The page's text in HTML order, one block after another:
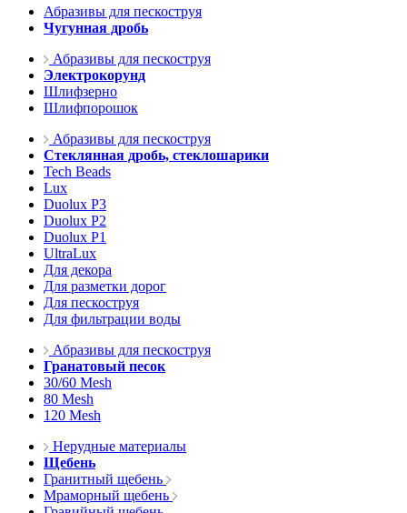
Абразивы для пескоструя
Чугунная дробь
Абразивы для пескоструя
Электрокорунд
Шлифзерно
Шлифпорошок
Абразивы для пескоструя
Стеклянная дробь, стеклошарики
Tech Beads
Lux
Duolux P3
Duolux P2
Duolux P1
UltraLux
Для декора
Для разметки дорог
Для пескоструя
Для фильтрации воды
Абразивы для пескоструя
Гранатовый песок
30/60 Mesh
80 Mesh
120 Mesh
Нерудные материалы
Щебень
Гранитный щебень
Мраморный щебень